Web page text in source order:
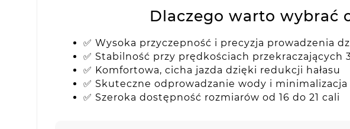
Dlaczego warto wybrać
✅ Wysoka przyczepność i precyzja prowadzenia
✅ Stabilność przy prędkościach przekraczających
✅ Komfortowa, cicha jazda dzięki redukcji hałasu
✅ Skuteczne odprowadzanie wody i
✅ Szeroka dostępność rozmiarów od 16 do 21 cali